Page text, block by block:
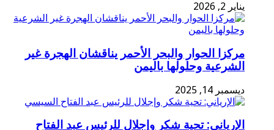
يناير 2, 2026
مركزا الحوار والبحر الأحمر يناقشان الهجرة غير
الشرعية وحلولها باليمن
ديسمبر 14, 2025
الإرياني: تحية شكر وإجلال للرئيس عبد الفتاح